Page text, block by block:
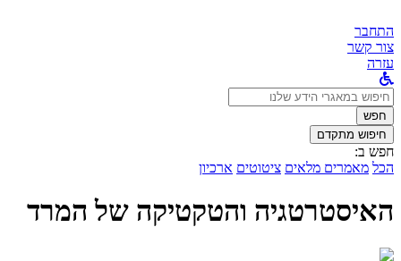
התחבר
צור קשר
עזרה
לחפש
ב:חפש
חיפוש מתקדם
חפש ב:
הכל מאמרים מלאים ציטוטים ארכיון
האיסטרטגיה והטקטיקה של המרד